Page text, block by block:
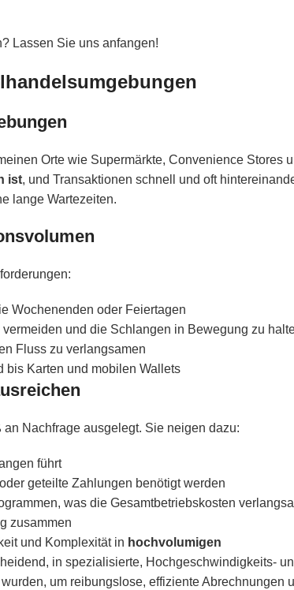
Lassen Sie uns anfangen!
Orte wie Supermärkte, Convenience Stores
ist, und Transaktionen schnell und oft
lange Wartezeiten.
Wochenenden oder Feiertagen
vermeiden und die Schlangen in Bewegung zu
Fluss zu verlangsamen
bis Karten und mobilen Wallets
Nachfrage ausgelegt. Sie neigen dazu:
führt
geteilte Zahlungen benötigt werden
was die Gesamtbetriebskosten
zusammen
und Komplexität in hochvolumigen
in spezialisierte, Hochgeschwindigkeits-
um reibungslose, effiziente Abrechnungen